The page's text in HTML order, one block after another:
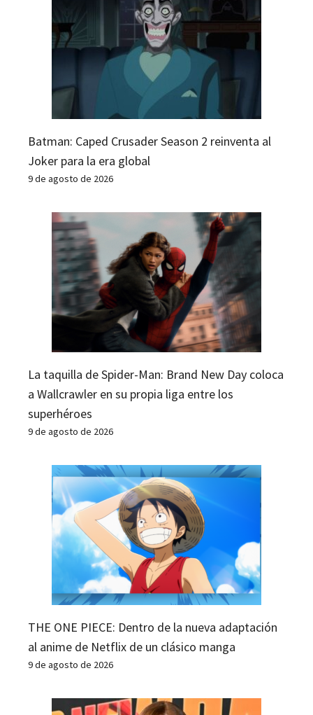
Batman: Caped Crusader Season 2 reinventa al
Joker para la era global
9 de agosto de 2026
La taquilla de Spider-Man: Brand New Day coloca
a Wallcrawler en su propia liga entre los
superhéroes
9 de agosto de 2026
THE ONE PIECE: Dentro de la nueva adaptación
al anime de Netflix de un clásico manga
9 de agosto de 2026